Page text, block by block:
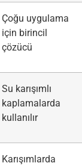
Çoğu uygulama
için birincil
çözücü
Su karışımlı
kaplamalarda
kullanılır
Karışımlarda